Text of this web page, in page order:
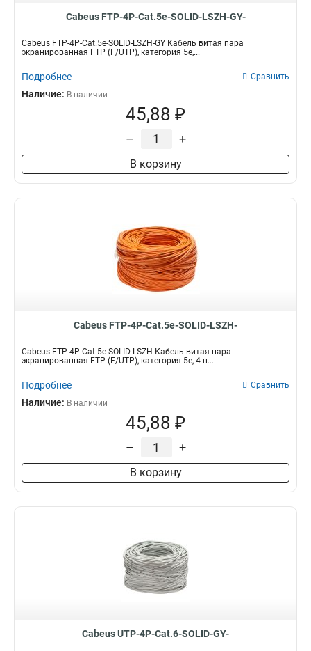
Cabeus FTP-4P-Cat.5e-SOLID-LSZH-GY-
Cabeus FTP-4P-Cat.5e-SOLID-LSZH-GY Кабель витая пара
экранированная FTP (F/UTP), категория 5e,...
Подробнее Сравнить
Наличие: В наличии
45,88 ₽
– +
В корзину
Cabeus FTP-4P-Cat.5e-SOLID-LSZH-
Cabeus FTP-4P-Cat.5e-SOLID-LSZH Кабель витая пара
экранированная FTP (F/UTP), категория 5e, 4 п...
Подробнее Сравнить
Наличие: В наличии
45,88 ₽
– +
В корзину
Cabeus UTP-4P-Cat.6-SOLID-GY-